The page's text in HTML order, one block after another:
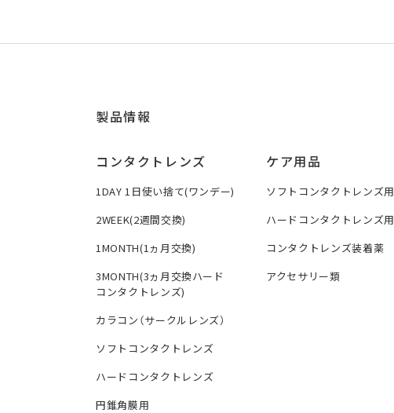
製品情報
コンタクトレンズ
1DAY 1日使い捨て(ワンデー)
2WEEK(2週間交換)
1MONTH(1ヵ月交換)
3MONTH(3ヵ月交換ハード
コンタクトレンズ)
カラコン（サークルレンズ）
ソフトコンタクトレンズ
ハードコンタクトレンズ
円錐角膜用
ケア用品
ソフトコンタクトレンズ用
ハードコンタクトレンズ用
コンタクトレンズ装着薬
アクセサリー類